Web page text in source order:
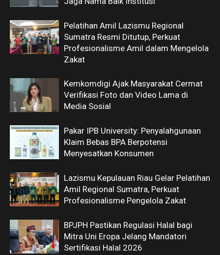
Pelatihan Amil Lazismu Regional
Sumatra Resmi Ditutup, Perkuat
Profesionalisme Amil dalam Mengelola
Zakat
Kemkomdigi Ajak Masyarakat Cermat
Verifikasi Foto dan Video Lama di
Media Sosial
Pakar IPB University: Penyalahgunaan
Klaim Bebas BPA Berpotensi
Menyesatkan Konsumen
Lazismu Kepulauan Riau Gelar Pelatihan
Amil Regional Sumatra, Perkuat
Profesionalisme Pengelola Zakat
BPJPH Pastikan Regulasi Halal bagi
Mitra Uni Eropa Jelang Mandatori
Sertifikasi Halal 2026